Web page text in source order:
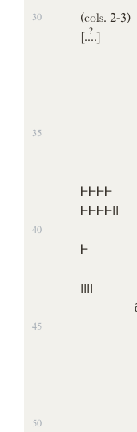
30 (cols. 2-3)
[..
?
..]
35
𐅂𐅂𐅂𐅂
𐅂𐅂𐅂𐅂ΙΙ
40
𐅂
ΙΙΙΙ
45
50